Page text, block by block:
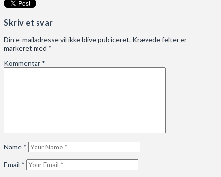
Skriv et svar
Din e-mailadresse vil ikke blive publiceret. Krævede felter er
markeret med *
Kommentar *
Name *
Email *